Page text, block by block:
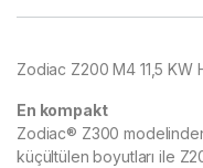
Zodiac Z200 M4 11,5 KW
En kompakt
Zodiac® Z300
küçültülen boyutları ile